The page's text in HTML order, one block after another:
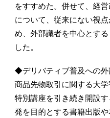
をすすめた。併せて、経
について、従来にない視
め、外部識者を中心とす
した。
◆デリバティブ普及への
商品先物取引に関する大
特別講座を引き続き開設
発を目的とする書籍出版